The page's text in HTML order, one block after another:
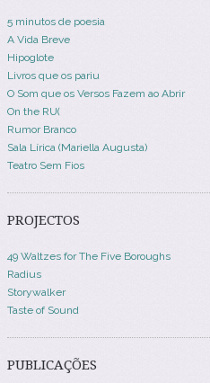
5 minutos de poesia
A Vida Breve
Hipoglote
Livros que os pariu
O Som que os Versos Fazem ao Abrir
On the RU(
Rumor Branco
Sala Lírica (Mariella Augusta)
Teatro Sem Fios
PROJECTOS
49 Waltzes for The Five Boroughs
Radius
Storywalker
Taste of Sound
PUBLICAÇÕES